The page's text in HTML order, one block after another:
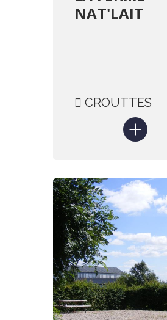
NAT'LAIT
CROUTTES